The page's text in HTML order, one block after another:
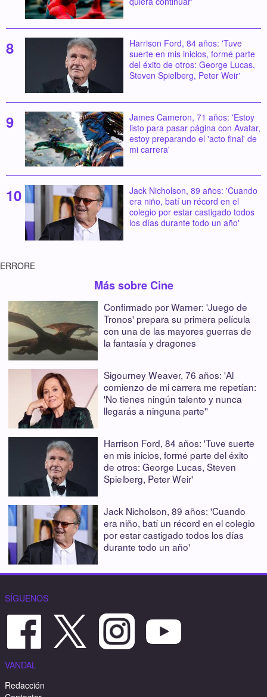
Harrison Ford, 84 años: 'Tuve
suerte en mis inicios, formé parte
del éxito de otros: George Lucas,
Steven Spielberg, Peter Weir'
James Cameron, 71 años: 'Estoy
listo para pasar página con Avatar,
estoy preparando el 'acto final' de
mi carrera'
Jack Nicholson, 89 años: 'Cuando
era niño, batí un récord en el
colegio por estar castigado todos
los días durante todo un año'
ERRORE
Más sobre Cine
Confirmado por Warner: 'Juego de
Tronos' prepara su primera película
con una de las mayores guerras de
la fantasía y dragones
Sigourney Weaver, 76 años: 'Al
comienzo de mi carrera me repetían:
'No tienes ningún talento y nunca
llegarás a ninguna parte''
Harrison Ford, 84 años: 'Tuve suerte
en mis inicios, formé parte del éxito
de otros: George Lucas, Steven
Spielberg, Peter Weir'
Jack Nicholson, 89 años: 'Cuando
era niño, batí un récord en el colegio
por estar castigado todos los días
durante todo un año'
SÍGUENOS
VANDAL
Redacción